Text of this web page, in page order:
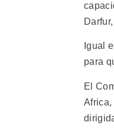
Igual
para
El
Africa,